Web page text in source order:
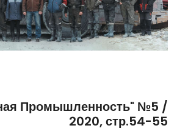
Промышленность" №5 /
2020,стр.54-55